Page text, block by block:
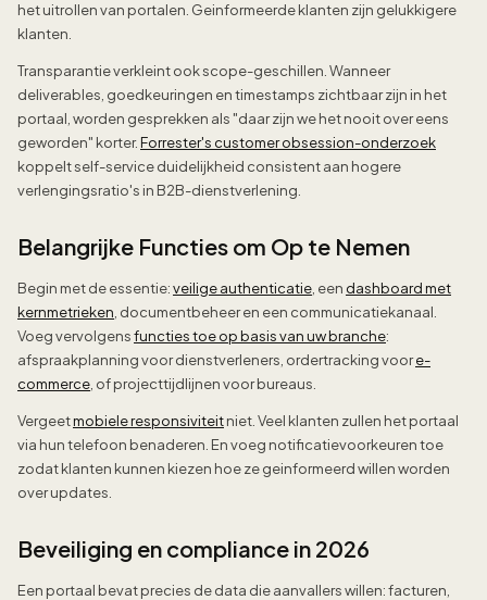
het uitrollen van portalen. Geinformeerde klanten zijn gelukkigere
klanten.
Transparantie verkleint ook scope-geschillen. Wanneer
deliverables, goedkeuringen en timestamps zichtbaar zijn in het
portaal, worden gesprekken als "daar zijn we het nooit over eens
geworden" korter.Forrester's customer obsession-onderzoek
koppelt self-service duidelijkheid consistent aan hogere
verlengingsratio's in B2B-dienstverlening.
Belangrijke Functies om Op te Nemen
Begin met de essentie:veilige authenticatie, een dashboard met
kernmetrieken, documentbeheer en een communicatiekanaal.
Voeg vervolgensfuncties toe op basis van uw branche:
afspraakplanning voor dienstverleners, ordertracking voore-
commerce, of projecttijdlijnen voor bureaus.
Vergeetmobiele responsiviteitniet. Veel klanten zullen het portaal
via hun telefoon benaderen. En voeg notificatievoorkeuren toe
zodat klanten kunnen kiezen hoe ze geinformeerd willen worden
over updates.
Beveiliging en compliance in 2026
Een portaal bevat precies de data die aanvallers willen: facturen,